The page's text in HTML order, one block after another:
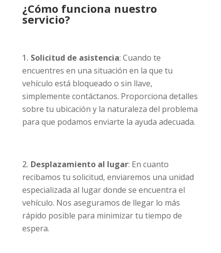
¿Cómo funciona nuestro
servicio?
Solicitud de asistencia: Cuando te
encuentres en una situación en la que tu
vehículo está bloqueado o sin llave,
simplemente contáctanos. Proporciona detalles
sobre tu ubicación y la naturaleza del problema
para que podamos enviarte la ayuda adecuada.
Desplazamiento al lugar: En cuanto
recibamos tu solicitud, enviaremos una unidad
especializada al lugar donde se encuentra el
vehículo. Nos aseguramos de llegar lo más
rápido posible para minimizar tu tiempo de
espera.